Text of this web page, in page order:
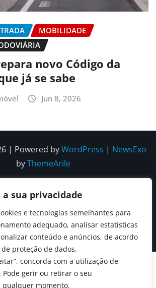
sua privacidade
e tecnologias semelhantes para
adequado, analisar estatísticas
conteúdo e anúncios, de acordo
proteção de dados.
concorda com a utilização de
Pode gerir ou retirar o seu
qualquer momento.
MOBILIDADE
novo Código da
já se sabe
Jun 8, 2026
| Powered byWordPress | NewsExo
byThemeArile
Política de
Contactos
editoriais